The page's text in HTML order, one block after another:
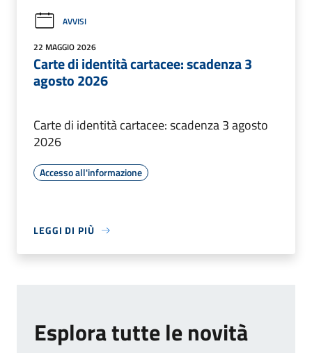
AVVISI
22 MAGGIO 2026
Carte di identità cartacee: scadenza 3
agosto 2026
Carte di identità cartacee: scadenza 3 agosto
2026
Accesso all'informazione
LEGGI DI PIÙ
Esplora tutte le novità